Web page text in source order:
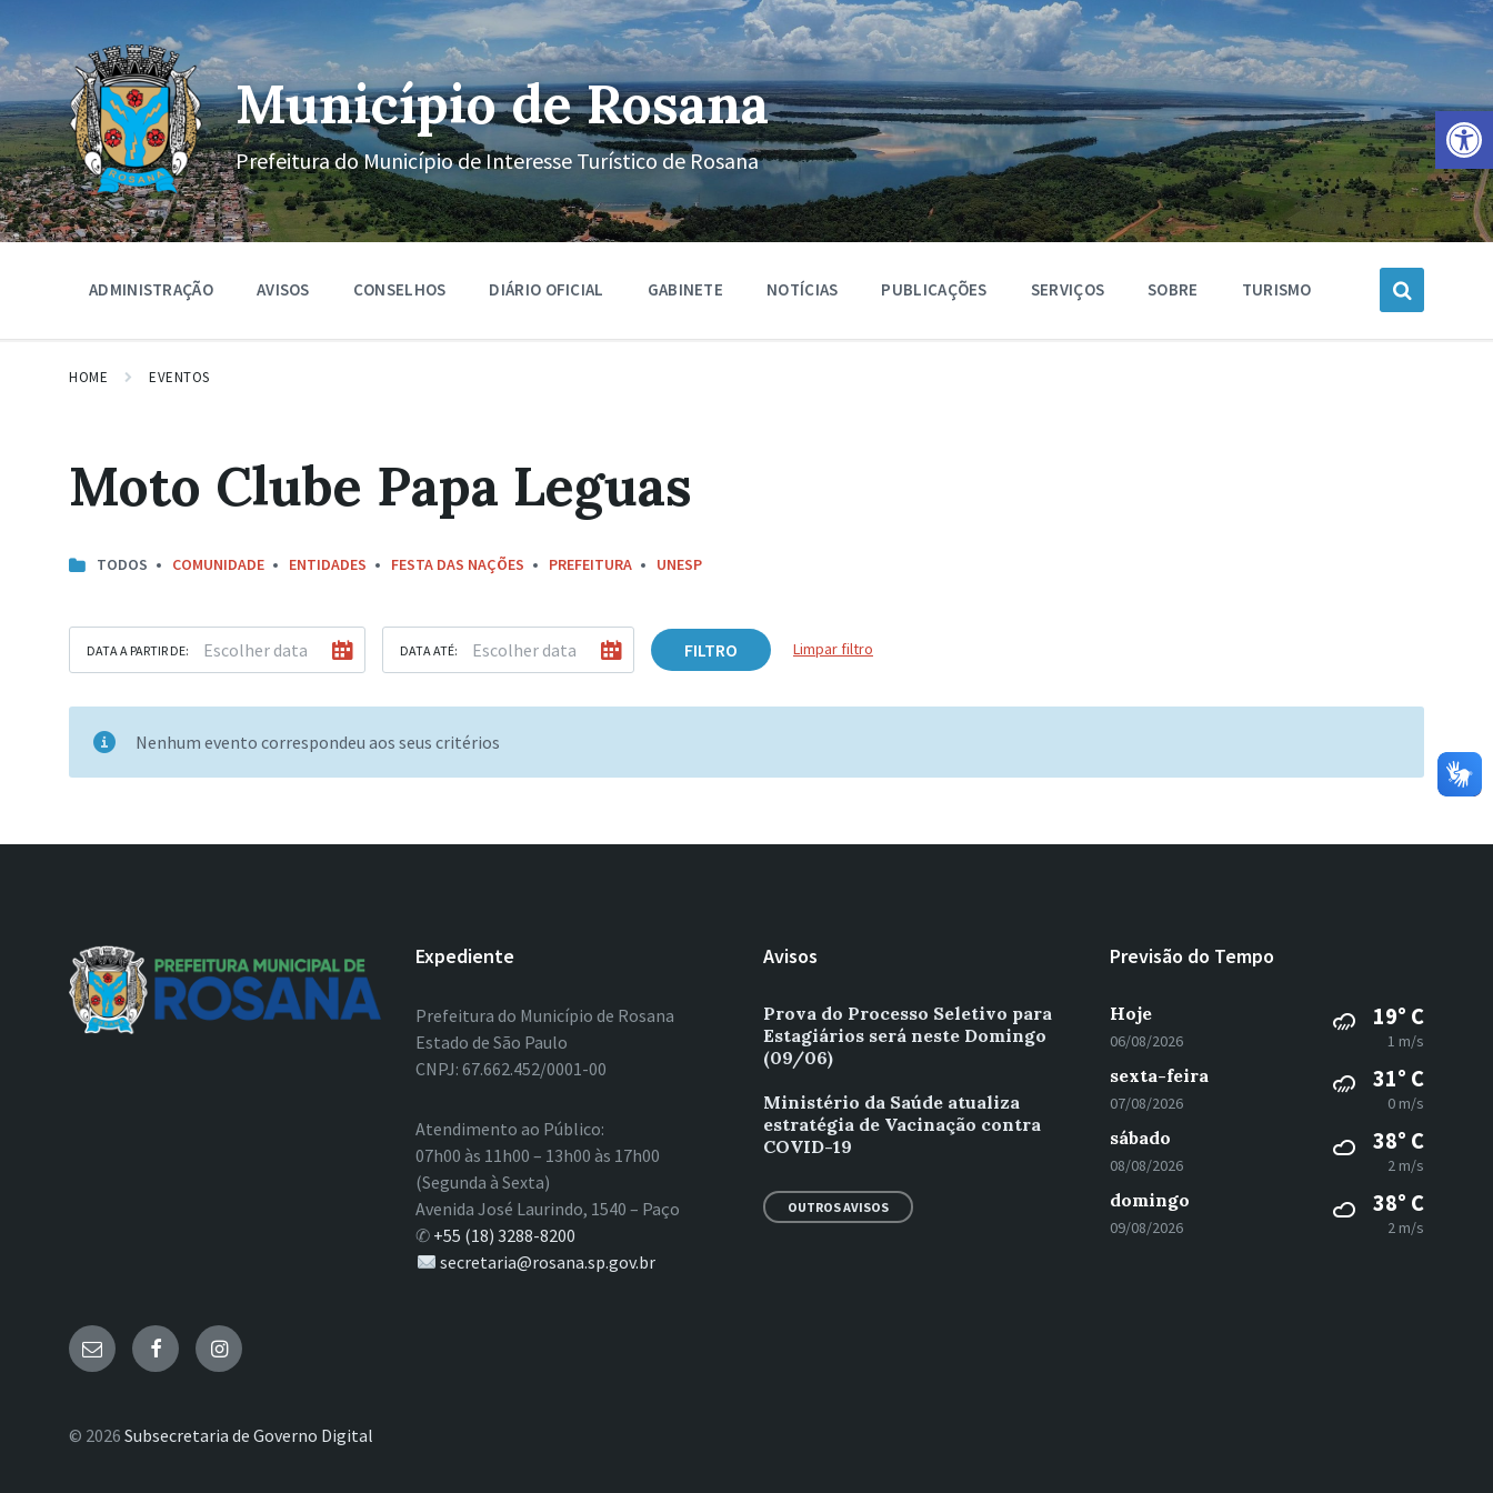
Barra de Ferramentas Aberta
o
conteúdo
a
navegação
principal
o
rodapé
Município de Rosana
Prefeitura do Município de Interesse Turístico de Rosana
ADMINISTRAÇÃO AVISOS CONSELHOS DIÁRIO OFICIAL GABINETE NOTÍCIAS PUBLICAÇÕES SERVIÇOS SOBRE TURISMO
HOME EVENTOS
Moto Clube Papa Leguas
TODOS COMUNIDADE ENTIDADES FESTA DAS NAÇÕES PREFEITURA UNESP
DATA A PARTIR DE: DATA ATÉ: FILTRO Limpar filtro
Nenhum evento correspondeu aos seus critérios
Expediente
Prefeitura do Município de Rosana
Estado de São Paulo
CNPJ: 67.662.452/0001-00
Atendimento ao Público:
07h00 às 11h00 – 13h00 às 17h00
(Segunda à Sexta)
Avenida José Laurindo, 1540 – Paço
✆ +55 (18) 3288-8200
secretaria@rosana.sp.gov.br
Avisos
Prova do Processo Seletivo para
Estagiários será neste Domingo
(09/06)
Ministério da Saúde atualiza
estratégia de Vacinação contra
COVID-19
OUTROS AVISOS
Previsão do Tempo
Hoje
06/08/2026
19° C
1 m/s
sexta-feira
07/08/2026
31° C
0 m/s
sábado
08/08/2026
38° C
2 m/s
domingo
09/08/2026
38° C
2 m/s
E- FacebookInstagram
© 2026 Subsecretaria de Governo Digital